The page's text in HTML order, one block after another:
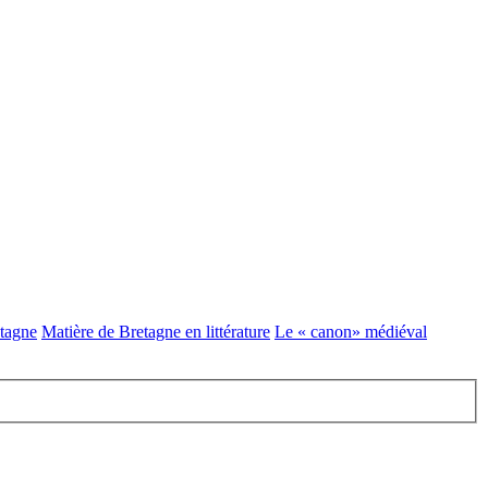
Matière de Bretagne en littérature Le « canon» médiéval